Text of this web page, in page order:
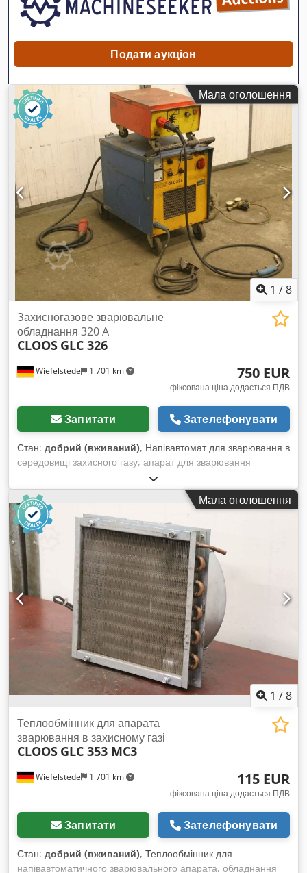
Подати аукціон
Мала оголошення
1 /8
Wiefelstede 1 701 km
Захисногазове зварювальне
обладнання 320 A
CLOOS GLC 326
750 EUR
фіксована ціна додається ПДВ
Запитати Зателефонувати
Стан: добрий (вживаний), Напівавтомат для зварювання в
середовищі захисного газу, апарат для зварювання
захисними газами Dodpfsb A Hhvex Ahuskr -макс.
зварювальний струм: 320 А -2-роликовий привід
-охолодження повітряне -включає масовий кабель -знімний
механізм подачі дроту -газова арматура -комплект шлангів
-габаритні розміри: 1000/500/В970 мм -маса: 170 кг
Мала оголошення
1 /8
Wiefelstede 1 701 km
Теплообмінник для апарата
зварювання в захисному газі
CLOOS GLC 353 MC3
115 EUR
фіксована ціна додається ПДВ
Запитати Зателефонувати
Стан: добрий (вживаний), Теплообмінник для
напівавтоматичного зварювального апарата, обладнання